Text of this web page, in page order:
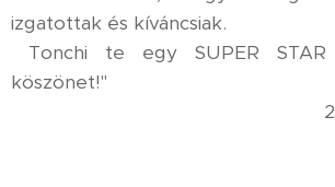
izgatottak és kíváncsiak.
Tonchi te egy SUPER
köszönet!"